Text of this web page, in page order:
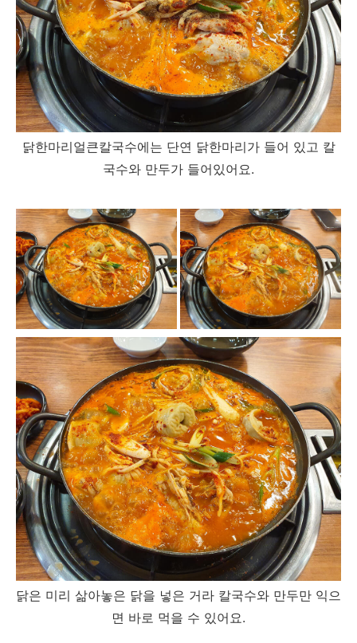
닭한마리얼큰칼국수에는 단연 닭한마리가 들어 있고 칼
국수와 만두가 들어있어요.
닭은 미리 삶아놓은 닭을 넣은 거라 칼국수와 만두만 익으
면 바로 먹을 수 있어요.